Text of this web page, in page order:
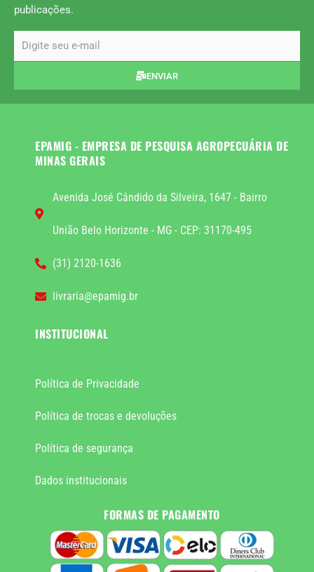
publicações.
ENVIAR
EPAMIG - EMPRESA DE PESQUISA AGROPECUÁRIA DE
MINAS GERAIS
Avenida José Cândido da Silveira, 1647 - Bairro
União Belo Horizonte - MG - CEP: 31170-495
(31) 2120-1636
livraria@epamig.br
INSTITUCIONAL
Política de Privacidade
Política de trocas e devoluções
Política de segurança
Dados institucionais
FORMAS DE PAGAMENTO